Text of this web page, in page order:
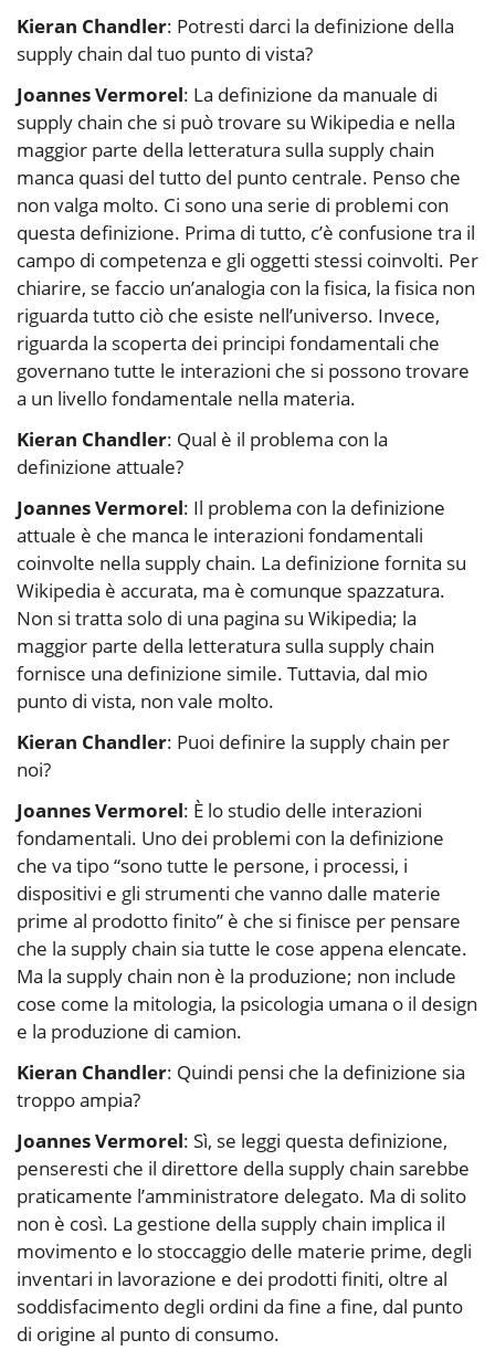
Kieran Chandler: Potresti darci la definizione della
supply chain dal tuo punto di vista?
Joannes Vermorel: La definizione da manuale di
supply chain che si può trovare su Wikipedia e nella
maggior parte della letteratura sulla supply chain
manca quasi del tutto del punto centrale. Penso che
non valga molto. Ci sono una serie di problemi con
questa definizione. Prima di tutto, c’è confusione tra il
campo di competenza e gli oggetti stessi coinvolti. Per
chiarire, se faccio un’analogia con la fisica, la fisica non
riguarda tutto ciò che esiste nell’universo. Invece,
riguarda la scoperta dei principi fondamentali che
governano tutte le interazioni che si possono trovare
a un livello fondamentale nella materia.
Kieran Chandler: Qual è il problema con la
definizione attuale?
Joannes Vermorel: Il problema con la definizione
attuale è che manca le interazioni fondamentali
coinvolte nella supply chain. La definizione fornita su
Wikipedia è accurata, ma è comunque spazzatura.
Non si tratta solo di una pagina su Wikipedia; la
maggior parte della letteratura sulla supply chain
fornisce una definizione simile. Tuttavia, dal mio
punto di vista, non vale molto.
Kieran Chandler: Puoi definire la supply chain per
noi?
Joannes Vermorel: È lo studio delle interazioni
fondamentali. Uno dei problemi con la definizione
che va tipo “sono tutte le persone, i processi, i
dispositivi e gli strumenti che vanno dalle materie
prime al prodotto finito” è che si finisce per pensare
che la supply chain sia tutte le cose appena elencate.
Ma la supply chain non è la produzione; non include
cose come la mitologia, la psicologia umana o il design
e la produzione di camion.
Kieran Chandler: Quindi pensi che la definizione sia
troppo ampia?
Joannes Vermorel: Sì, se leggi questa definizione,
penseresti che il direttore della supply chain sarebbe
praticamente l’amministratore delegato. Ma di solito
non è così. La gestione della supply chain implica il
movimento e lo stoccaggio delle materie prime, degli
inventari in lavorazione e dei prodotti finiti, oltre al
soddisfacimento degli ordini da fine a fine, dal punto
di origine al punto di consumo.